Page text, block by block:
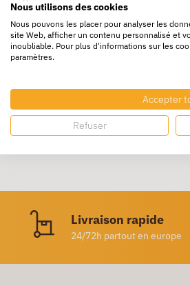
Livraison rapide
24/72h partout en europe
Nous utilisons des cookies
Nous pouvons les placer pour analyser les
site Web, afficher un contenu personnalisé et
inoubliable. Pour plus d'informations sur les
paramètres.
Accepter
Refuser